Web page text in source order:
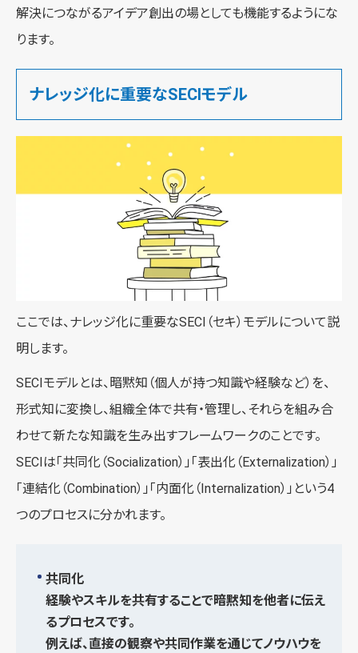
解決につながるアイデア創出の場としても機能するようにな
ります。
ナレッジ化に重要なSECIモデル
ここでは、ナレッジ化に重要なSECI（セキ）モデルについて説
明します。
SECIモデルとは、暗黙知（個人が持つ知識や経験など）を、
形式知に変換し、組織全体で共有・管理し、それらを組み合
わせて新たな知識を生み出すフレームワークのことです。
SECIは「共同化（Socialization）」「表出化（Externalization）」
「連結化（Combination）」「内面化（Internalization）」という4
つのプロセスに分かれます。
共同化
経験やスキルを共有することで暗黙知を他者に伝え
るプロセスです。
例えば、直接の観察や共同作業を通じてノウハウを